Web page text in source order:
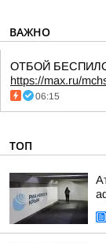
ВАЖНО
ОТБОЙ
https://max.ru/
06:15
ТОП